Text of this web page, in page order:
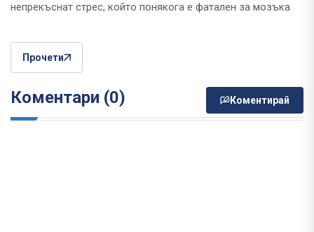
непрекъснат стрес, който понякога е фатален за мозъка
Прочети
Коментари (0) Коментирай